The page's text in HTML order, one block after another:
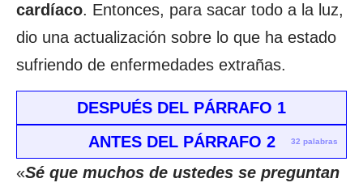
cardíaco. Entonces, para sacar todo a la luz,
dio una actualización sobre lo que ha estado
sufriendo de enfermedades extrañas.
DESPUÉS DEL PÁRRAFO 1
ANTES DEL PÁRRAFO 2
32 palabras
«Sé que muchos de ustedes se preguntan